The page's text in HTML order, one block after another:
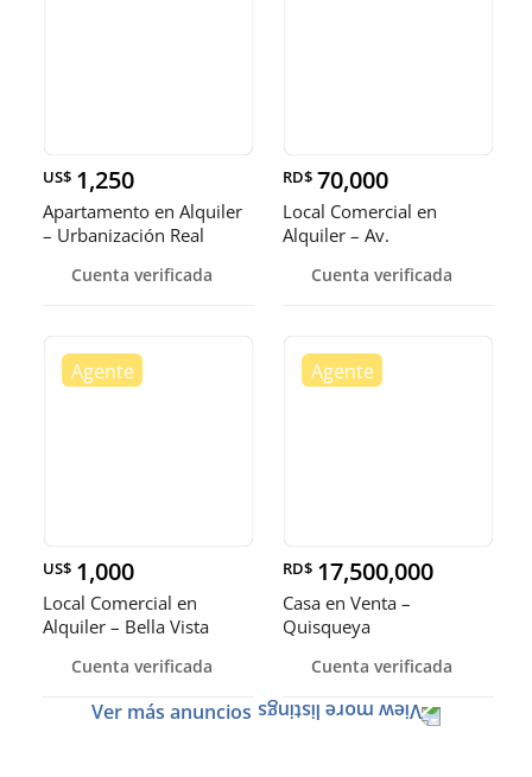
US$ 1,250
Apartamento en Alquiler
– Urbanización Real
Cuenta verificada
RD$ 70,000
Local Comercial en
Alquiler – Av.
Cuenta verificada
US$ 1,000
Local Comercial en
Alquiler – Bella Vista
Cuenta verificada
RD$ 17,500,000
Casa en Venta –
Quisqueya
Cuenta verificada
Ver más anuncios